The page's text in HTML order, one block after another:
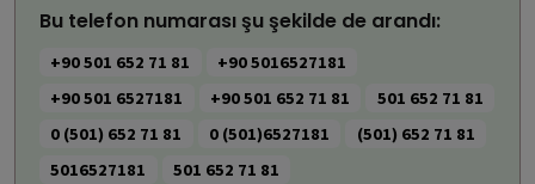
Bu telefon numarası şu şekilde de arandı:
+90 501 652 71 81
+90 5016527181
+90 501 6527181
+90 501 652 71 81
501 652 71 81
0 (501) 652 71 81
0 (501)6527181
(501) 652 71 81
5016527181
501 652 71 81